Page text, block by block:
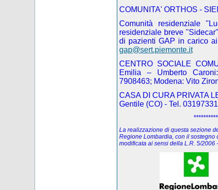
COMUNITA' ORTHOS -
Comunità residenziale
residenziale breve
di pazienti GAP in carico
gap@sert.piemonte.it
CENTRO SOCIALE
Emilia – Umberto
7908463; Modena: Vito
CASA DI CURA PRIVATA
Gentile (CO) - Tel.
La realizzazione di questa sezione
Regione Lombardia, con il
modificata ai sensi della L.R. 5/2006